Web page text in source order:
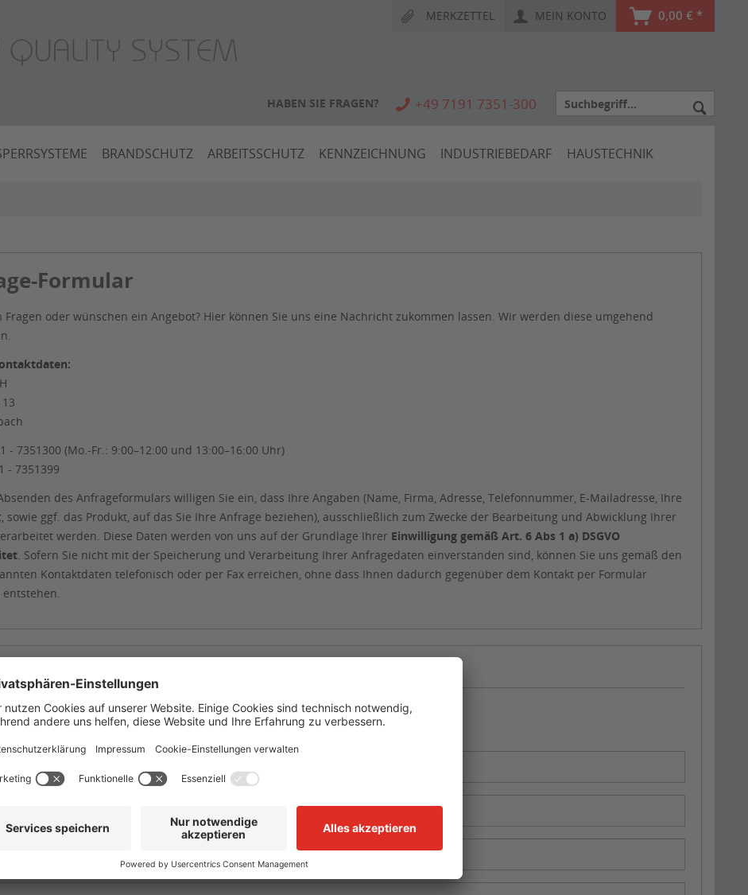
MERKZETTEL MEIN KONTO 0,00 € *
HABEN SIE FRAGEN? +49 7191 7351-300
BRANDSCHUTZ ARBEITSSCHUTZ KENNZEICHNUNG INDUSTRIEBEDARF HAUSTECHNIK
Formular
Fragen oder wünschen ein Angebot? Hier können Sie uns eine Nachricht zukommen lassen. Wir werden diese umgehend
- 7351300 (Mo.-Fr.: 9:00–12:00 und 13:00–16:00 Uhr)
- 7351399
des Anfrageformulars willigen Sie ein, dass Ihre Angaben (Name, Firma, Adresse, Telefonnummer, E-Mailadresse, Ihre
sowie ggf. das Produkt, auf das Sie Ihre Anfrage beziehen), ausschließlich zum Zwecke der Bearbeitung und Abwicklung Ihrer
werden. Diese Daten werden von uns auf der Grundlage Ihrer Einwilligung gemäß Art. 6 Abs 1 a) DSGVO
. Sofern Sie nicht mit der Speicherung und Verarbeitung Ihrer Anfragedaten einverstanden sind, können Sie uns gemäß den
Kontaktdaten telefonisch oder per Fax erreichen, ohne dass Ihnen dadurch gegenüber dem Kontakt per Formular